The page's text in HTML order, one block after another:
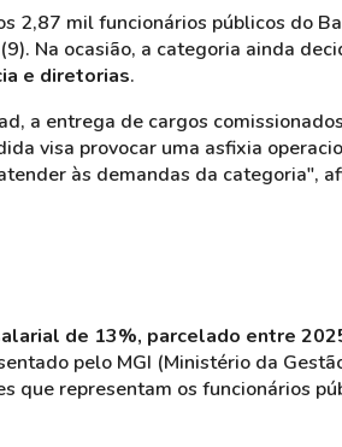
2,87 mil funcionários públicos do
Na ocasião, a categoria ainda
e diretorias.
a entrega de cargos
visa provocar uma asfixia
às demandas da categoria",
de 13%, parcelado entre
pelo MGI (Ministério da
que representam os funcionários